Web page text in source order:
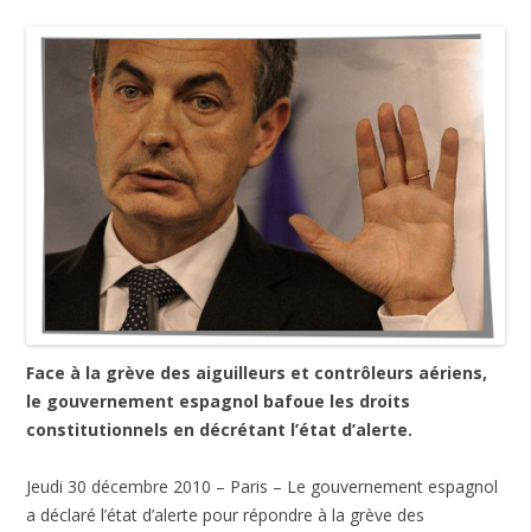
Face à la grève des aiguilleurs et contrôleurs aériens,
le gouvernement espagnol bafoue les droits
constitutionnels en décrétant l’état d’alerte.
Jeudi 30 décembre 2010 – Paris – Le gouvernement espagnol
a déclaré l’état d’alerte pour répondre à la grève des